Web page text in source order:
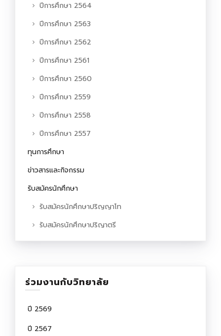
ปีการศึกษา 2564
ปีการศึกษา 2563
ปีการศึกษา 2562
ปีการศึกษา 2561
ปีการศึกษา 2560
ปีการศึกษา 2559
ปีการศึกษา 2558
ปีการศึกษา 2557
ทุนการศึกษา
ข่าวสารและกิจกรรม
รับสมัครนักศึกษา
รับสมัครนักศึกษาปริญญาโท
รับสมัครนักศึกษาปริญาตรี
ร่วมงานกับวิทยาลัย
ปี 2569
ปี 2567